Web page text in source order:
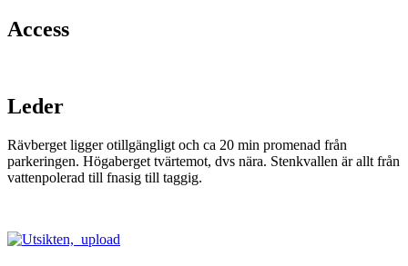
Access
Leder
Rävberget ligger otillgängligt och ca 20 min promenad från
parkeringen. Högaberget tvärtemot, dvs nära. Stenkvallen är allt från
vattenpolerad till fnasig till taggig.